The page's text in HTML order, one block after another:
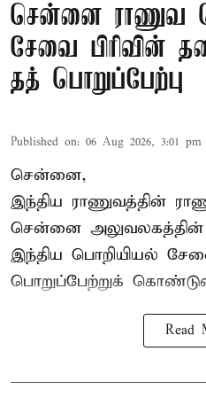
சென்னை ராணுவ
சேவை பிரிவின்
தத் பொறுப்பேற்பு
Published on: 06 Aug 2026, 3:01 pm
சென்னை,
இந்திய ராணுவத்தின்
சென்னை அலுவலகத்தின்
இந்திய பொறியியல்
பொறுப்பேற்றுக்
Read